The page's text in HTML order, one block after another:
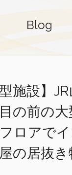
Blog
施設】
の前の大
ロアで
の居抜き